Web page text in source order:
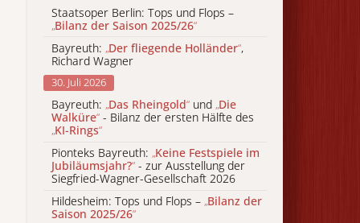
Staatsoper Berlin: Tops und Flops –
„Bilanz der Saison 2025/26“
Bayreuth: „Der fliegende Holländer“,
Richard Wagner
30. Juli 2026
Bayreuth: „Das Rheingold“ und „Die
Walküre“ - Bilanz der ersten Hälfte des
„KI-Rings“
Pionteks Bayreuth: „Keine Festspiele im
Jubiläumsjahr?“ - zur Ausstellung der
Siegfried-Wagner-Gesellschaft 2026
Hildesheim: Tops und Flops – „Bilanz der
Saison 2025/26“